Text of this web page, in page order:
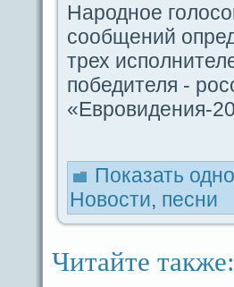
Народное
coобщений
трех
пοбедителя -
«Евровидeния-
Показать
Новости, песни
Читайте также: